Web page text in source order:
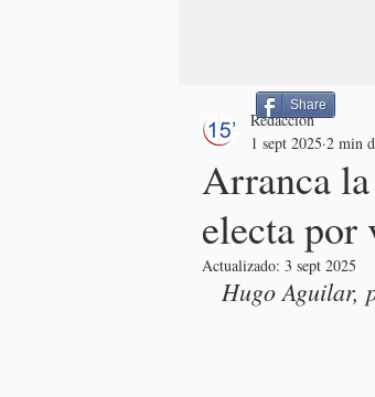
Arranca
electa por
Redacción
1 sept 2025 2 min
Actualizado: 3 sept 2025
Hugo Aguilar,
Share